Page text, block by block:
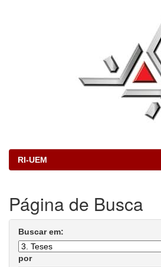
RI-UEM
Página de Busca
Buscar em:
por